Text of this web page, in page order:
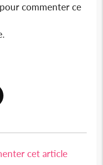
commenter ce
cet article